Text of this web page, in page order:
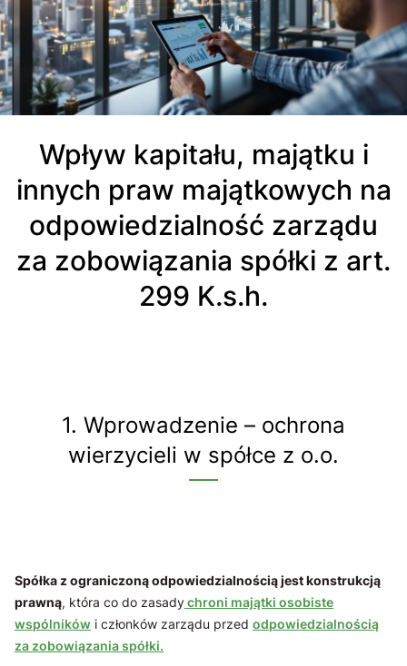
Wpływ kapitału, majątku i
innych praw majątkowych na
odpowiedzialność zarządu
za zobowiązania spółki z art.
299 K.s.h.
1. Wprowadzenie – ochrona
wierzycieli w spółce z o.o.
Spółka z ograniczoną odpowiedzialnością jest konstrukcją
prawną, która co do zasadychroni majątki osobiste
wspólników i członków zarządu przed odpowiedzialnością
za zobowiązania spółki.